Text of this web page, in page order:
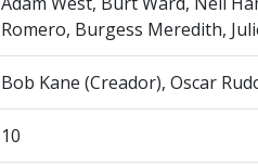
Romero, Burgess Meredith,
Bob Kane (Creador), Oscar
10